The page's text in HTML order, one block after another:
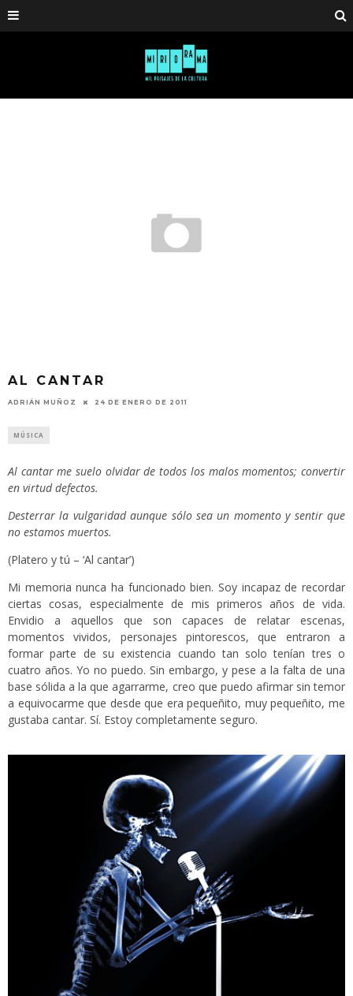
AL CANTAR
ADRIÁN MUÑOZ 24 DE ENERO DE 2011
MÚSICA
Al cantar me suelo olvidar de todos los malos momentos; convertir
en virtud defectos.
Desterrar la vulgaridad aunque sólo sea un momento y sentir que
no estamos muertos.
(Platero y tú – ‘Al cantar’)
Mi memoria nunca ha funcionado bien. Soy incapaz de recordar
ciertas cosas, especialmente de mis primeros años de vida.
Envidio a aquellos que son capaces de relatar escenas,
momentos vividos, personajes pintorescos, que entraron a
formar parte de su existencia cuando tan solo tenían tres o
cuatro años. Yo no puedo. Sin embargo, y pese a la falta de una
base sólida a la que agarrarme, creo que puedo afirmar sin temor
a equivocarme que desde que era pequeñito, muy pequeñito, me
gustaba cantar. Sí. Estoy completamente seguro.